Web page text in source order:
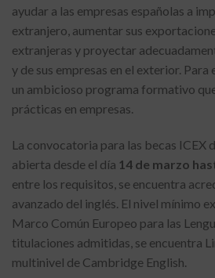
ayudar a las empresas españolas a
extranjero, aumentar sus
extranjeras y proyectar
y de sus empresas en el exterior. Para
un ambicioso programa formativo
prácticas en empresas.
La convocatoria para las becas ICEX
abierta desde el día 14 de marzo
entre los requisitos, se encuentra
avanzado del inglés. El nivel mínimo
Marco Común Europeo para las
titulaciones admitidas, se encuentra
multinivel de Cambridge English.